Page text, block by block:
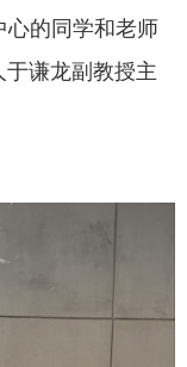
心的同学和老师
于谦龙副教授主